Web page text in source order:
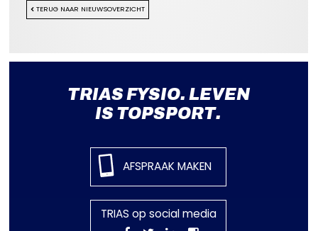
TERUG NAAR NIEUWSOVERZICHT
TRIAS FYSIO. LEVEN
IS TOPSPORT.
AFSPRAAK MAKEN
TRIAS op social media